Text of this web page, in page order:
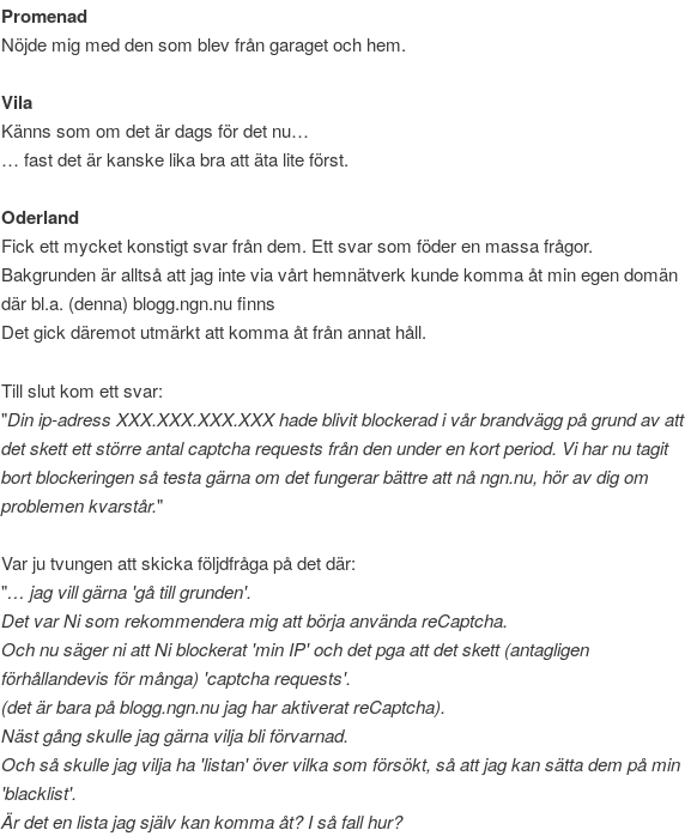
Promenad
Nöjde mig med den som blev från garaget och hem.
Vila
Känns som om det är dags för det nu…
… fast det är kanske lika bra att äta lite först.
Oderland
Fick ett mycket konstigt svar från dem. Ett svar som föder en massa frågor.
Bakgrunden är alltså att jag inte via vårt hemnätverk kunde komma åt min egen domän
där bl.a. (denna) blogg.ngn.nu finns
Det gick däremot utmärkt att komma åt från annat håll.
Till slut kom ett svar:
"Din ip-adress XXX.XXX.XXX.XXX hade blivit blockerad i vår brandvägg på grund av att
det skett ett större antal captcha requests från den under en kort period. Vi har nu tagit
bort blockeringen så testa gärna om det fungerar bättre att nå ngn.nu, hör av dig om
problemen kvarstår."
Var ju tvungen att skicka följdfråga på det där:
"… jag vill gärna 'gå till grunden'.
Det var Ni som rekommendera mig att börja använda reCaptcha.
Och nu säger ni att Ni blockerat 'min IP' och det pga att det skett (antagligen
förhållandevis för många) 'captcha requests'.
(det är bara på blogg.ngn.nu jag har aktiverat reCaptcha).
Näst gång skulle jag gärna vilja bli förvarnad.
Och så skulle jag vilja ha 'listan' över vilka som försökt, så att jag kan sätta dem på min
'blacklist'.
Är det en lista jag själv kan komma åt? I så fall hur?